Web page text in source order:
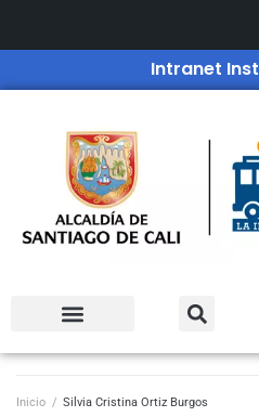
Intranet
Inicio / Silvia Cristina Ortiz Burgos